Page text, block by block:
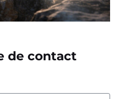
de contact